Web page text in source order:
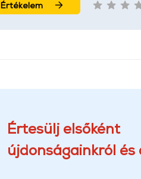
Értékelem
Értesülj elsőként
újdonságainkról és